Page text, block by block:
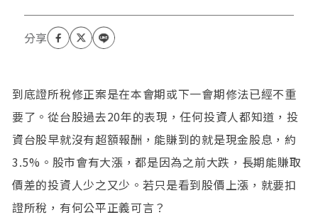
到底證所稅修正案是在本會期或下一會期修法已經不重
要了。從台股過去20年的表現，任何投資人都知道，投
資台股早就沒有超額報酬，能賺到的就是現金股息，約
3.5%。股市會有大漲，都是因為之前大跌，長期能賺取
價差的投資人少之又少。若只是看到股價上漲，就要扣
證所稅，有何公平正義可言？